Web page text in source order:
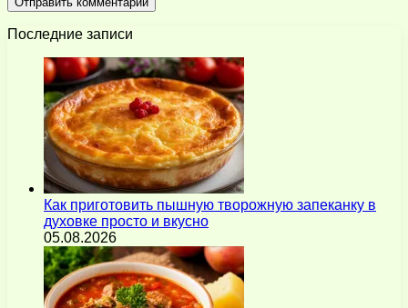
Последние записи
Как приготовить пышную творожную запеканку в
духовке просто и вкусно
05.08.2026